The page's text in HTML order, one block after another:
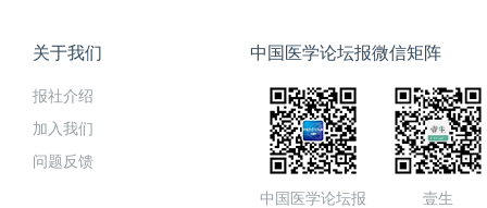
关于我们
报社介绍
加入我们
问题反馈
中国医学论坛报微信矩阵
中国医学论坛报 壹生